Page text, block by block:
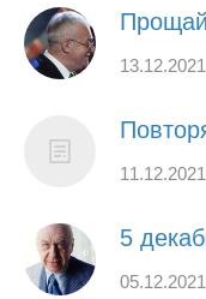
13.12.2021
11.12.2021
5
05.12.2021